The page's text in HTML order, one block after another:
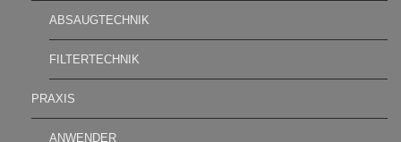
ABSAUGTECHNIK
FILTERTECHNIK
PRAXIS
ANWENDER